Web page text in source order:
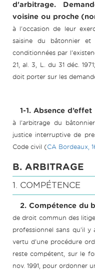
d'arbitrage.
voisine ou proche
à l'occasion de leur
saisine du bâtonnier et
conditionnées par
21, al. 3, L. du 31 déc.
doit porter sur les
1-1. Absence
à l'arbitrage du
justice interruptive de
Code civil (CA Bordeaux,
B. ARBITRAGE
1. COMPÉTENCE
2. Compétence du
de droit commun des
professionnel sans qu'il
vertu d'une procédure
reste compétent, sur le
nov. 1991, pour ordonner